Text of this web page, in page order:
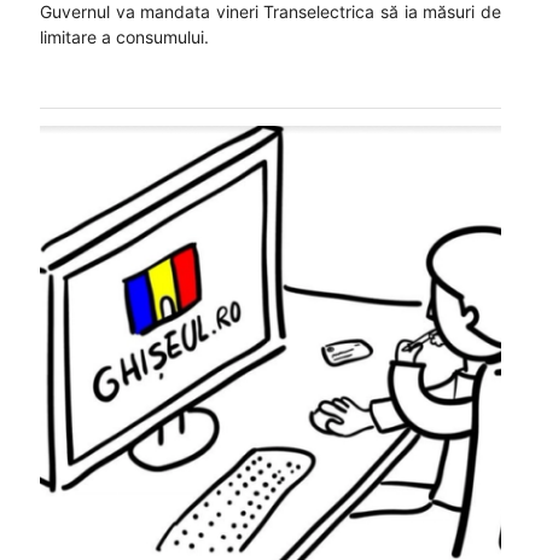
Guvernul va mandata vineri Transelectrica să ia măsuri de
limitare a consumului.